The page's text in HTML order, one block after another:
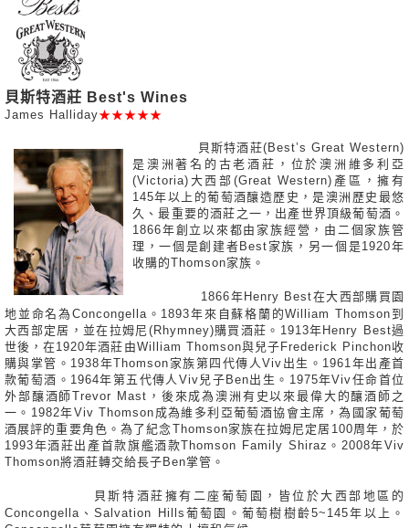
貝斯特酒莊 Best's Wines
James Halliday★★★★★
貝斯特酒莊(Best’s Great Western)
是澳洲著名的古老酒莊，位於澳洲維多利亞
(Victoria)大西部(Great Western)產區，擁有
145年以上的葡萄酒釀造歷史，是澳洲歷史最悠
久、最重要的酒莊之一，出產世界頂級葡萄酒。
1866年創立以來都由家族經營，由二個家族管
理，一個是創建者Best家族，另一個是1920年
收購的Thomson家族。
1866年Henry Best在大西部購買園
地並命名為Concongella。1893年來自蘇格蘭的William Thomson到
大西部定居，並在拉姆尼(Rhymney)購買酒莊。1913年Henry Best過
世後，在1920年酒莊由William Thomson與兒子Frederick Pinchon收
購與掌管。1938年Thomson家族第四代傳人Viv出生。1961年出產首
款葡萄酒。1964年第五代傳人Viv兒子Ben出生。1975年Viv任命首位
外部釀酒師Trevor Mast，後來成為澳洲有史以來最偉大的釀酒師之
一。1982年Viv Thomson成為維多利亞葡萄酒協會主席，為國家葡萄
酒展評的重要角色。為了紀念Thomson家族在拉姆尼定居100周年，於
1993年酒莊出產首款旗艦酒款Thomson Family Shiraz。2008年Viv
Thomson將酒莊轉交給長子Ben掌管。
貝斯特酒莊擁有二座葡萄園，皆位於大西部地區的
Concongella、Salvation Hills葡萄園。葡萄樹樹齡5~145年以上。